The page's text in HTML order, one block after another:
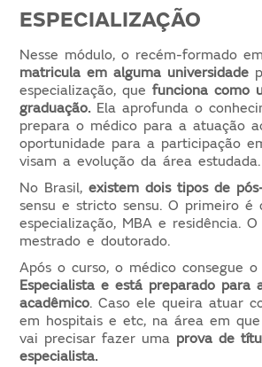
ESPECIALIZAÇÃO
Nesse módulo, o recém-formado
matricula em alguma universidade
especialização, quefunciona como
graduação.Ela aprofunda o
prepara o médico para a atuação
oportunidade para a participação
visam a evolução da área estudada.
No Brasil,existem dois tipos de
sensu e stricto sensu. O primeiro é
especialização, MBA e residência.
mestrado e doutorado.
Após o curso, o médico consegue
Especialista e está preparado para
acadêmico. Caso ele queira atuar
em hospitais e etc, na área em que
vai precisar fazer uma prova de
especialista.